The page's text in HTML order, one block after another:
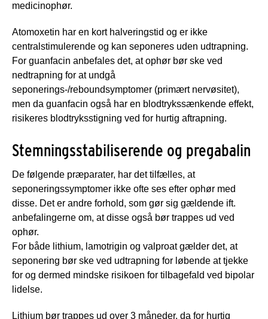
medicinophør.
Atomoxetin har en kort halveringstid og er ikke
centralstimulerende og kan seponeres uden udtrapning.
For guanfacin anbefales det, at ophør bør ske ved
nedtrapning for at undgå
seponerings-/reboundsymptomer (primært nervøsitet),
men da guanfacin også har en blodtrykssænkende effekt,
risikeres blodtryksstigning ved for hurtig aftrapning.
Stemningsstabiliserende og pregabalin
De følgende præparater, har det tilfælles, at
seponeringssymptomer ikke ofte ses efter ophør med
disse. Det er andre forhold, som gør sig gældende ift.
anbefalingerne om, at disse også bør trappes ud ved
ophør.
For både lithium, lamotrigin og valproat gælder det, at
seponering bør ske ved udtrapning for løbende at tjekke
for og dermed mindske risikoen for tilbagefald ved bipolar
lidelse.
Lithium bør trappes ud over 3 måneder, da for hurtig